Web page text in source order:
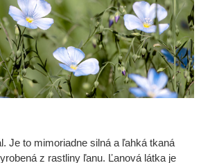
Je to mimoriadne silná a ľahká tkaná
z rastliny ľanu. Ľanová látka je